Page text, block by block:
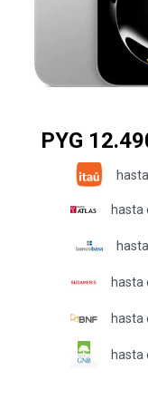
PYG
hasta
hasta
hasta
hasta